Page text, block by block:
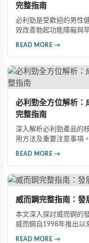
完整指南
必利勁是受歡迎的男性
效改善勃起功能障礙與
READ MORE →
必利勁全方位解析：
完整指南
深入解析必利勁產品的
用方法及重要注意事項
READ MORE →
威而鋼完整指南：發
本文深入探討威而鋼的
威而鋼自1998年推出以
READ MORE →